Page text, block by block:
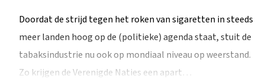
Doordat de strijd tegen het roken van sigaretten in steeds
meer landen hoog op de (politieke) agenda staat, stuit de
tabaksindustrie nu ook op mondiaal niveau op weerstand.
Zo krijgen de Verenigde Naties een apart…